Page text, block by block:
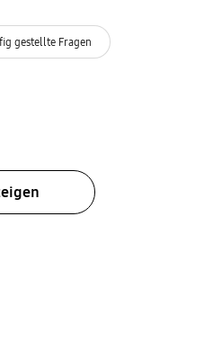
gestellte Fragen